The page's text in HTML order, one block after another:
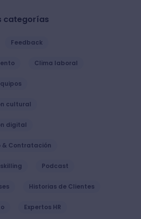
categorías
Feedback
Clima laboral
cultural
digital
& Contratación
Podcast
Historias de Clientes
Expertos HR